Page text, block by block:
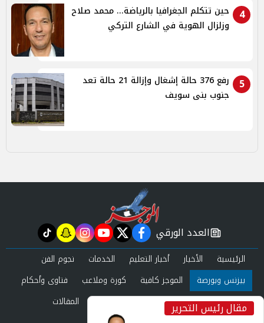
4
حين تتكلم الجغرافيا بالرياضة... محمد صلاح
وزلزال الهوية في الشارع التركي
5
رفع 376 حالة إشغال وإزالة 21 حالة تعد
جنوب بنى سويف
مقال رئيس التحرير
newspaper
العدد الورقي facebook
twitter
youtube
instagram
snapchat
tiktok
الرئيسية الأخبار أخبار التعليم الخدمات
نجوم الفن
بيزنس وبورصة
الموجز كافية كورة وملاعب
فتاوى وأحكام
صحة وجمال
عرب وعالم حوادث ومحاكم
المقالات